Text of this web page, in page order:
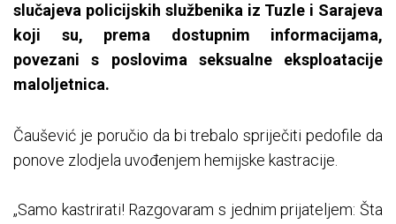
slučajeva policijskih službenika iz Tuzle i Sarajeva
koji su, prema dostupnim informacijama,
povezani s poslovima seksualne eksploatacije
maloljetnica.
Čaušević je poručio da bi trebalo spriječiti pedofile da
ponove zlodjela uvođenjem hemijske kastracije.
„Samo kastrirati! Razgovaram s jednim prijateljem: Šta